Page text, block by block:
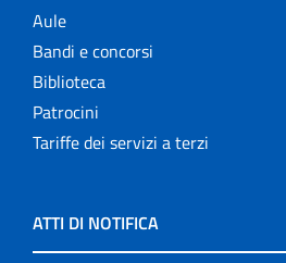
Aule
Bandi e concorsi
Biblioteca
Patrocini
Tariffe dei servizi a terzi
ATTI DI NOTIFICA